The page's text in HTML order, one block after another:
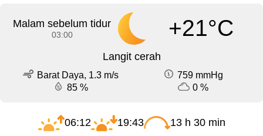
Malam sebelum tidur
03:00 +21°C
Langit cerah
Barat Daya, 1.3 m/s
759 mmHg
85 %
0 %
06:12 19:43 13 h 30 min